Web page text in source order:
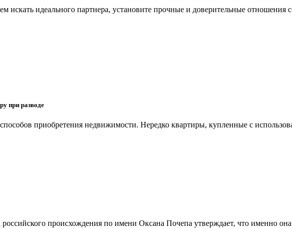
искать идеального партнера, установите прочные и доверительные
при разводе
приобретения недвижимости. Нередко квартиры, купленные с
происхождения по имени Оксана Почепа утверждает, что именно